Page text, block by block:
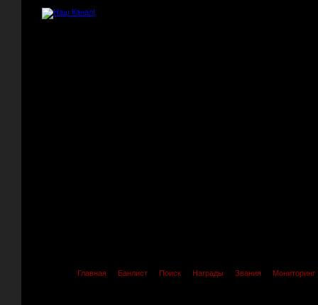
Главная Банлист Поиск Награды Звания Мониторинг